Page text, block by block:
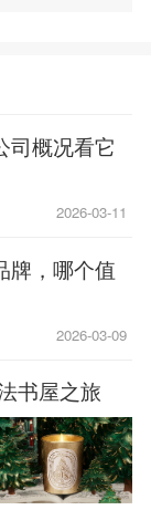
司概况看它
2026-03-11
牌，哪个值
2026-03-09
书屋之旅